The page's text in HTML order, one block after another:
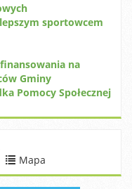
sportowcem
na
Gminy
Pomocy Społecznej
Mapa